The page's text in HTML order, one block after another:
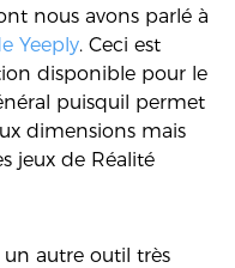
nous avons parlé à
Yeeply. Ceci est
disponible pour le
puisquil permet
dimensions mais
jeux de Réalité
un autre outil très